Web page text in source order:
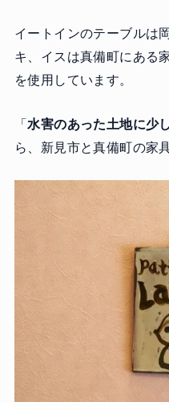
イートインのテーブルは
キ、イスは真備町にある
を使用しています。
「水害のあった土地に少
ら、新見市と真備町の家